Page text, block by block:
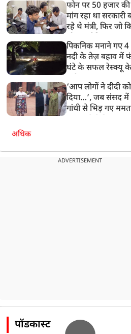
बेटी को गोद लें
फोन पर 50 हजार की
मांग रहा था सरकारी
रहे थे मंत्री, फिर जो
पिकनिक मनाने गए
नदी के तेज़ बहाव में
घंटे के सफल रेस्क्यू के
‘आप लोगों ने दीदी
दिया…’, जब संसद में
गांधी से भिड़ गए
अधिक
ADVERTISEMENT
पॉडकास्ट